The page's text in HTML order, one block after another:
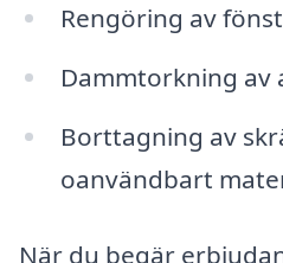
Rengöring av
Dammtorkning av
Borttagning av
oanvändbart
När du begär